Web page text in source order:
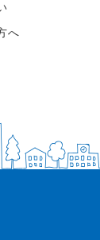
へ